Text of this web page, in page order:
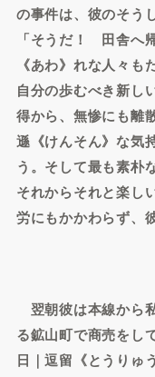
の事件は、彼のそう
「そうだ！ 田舎へ
《あわ》れな人々
自分の歩むべき新し
得から、無惨にも離
遜《けんそん》な気
う。そして最も素朴
それからそれと楽し
労にもかかわらず、
翌朝彼は本線から
る鉱山町で商売をし
日｜逗留《とうりゅ